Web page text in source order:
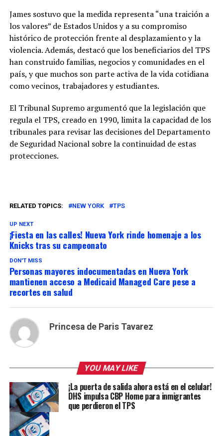
James sostuvo que la medida representa “una traición a
los valores” de Estados Unidos y a su compromiso
histórico de protección frente al desplazamiento y la
violencia. Además, destacó que los beneficiarios del TPS
han construido familias, negocios y comunidades en el
país, y que muchos son parte activa de la vida cotidiana
como vecinos, trabajadores y estudiantes.
El Tribunal Supremo argumentó que la legislación que
regula el TPS, creado en 1990, limita la capacidad de los
tribunales para revisar las decisiones del Departamento
de Seguridad Nacional sobre la continuidad de estas
protecciones.
RELATED TOPICS: NEW YORK TPS
UP NEXT
¡Fiesta en las calles! Nueva York rinde homenaje a los
Knicks tras su campeonato
DON'T MISS
Personas mayores indocumentadas en Nueva York
mantienen acceso a Medicaid Managed Care pese a
recortes en salud
Princesa de Paris Tavarez
YOU MAY LIKE
¡La puerta de salida ahora está en el celular!
DHS impulsa CBP Home para inmigrantes
que perdieron el TPS